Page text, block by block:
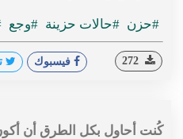
#حزن #حالات حزينة #وجع
فيسبوك
كُنت أحاول بكل الطرق أن